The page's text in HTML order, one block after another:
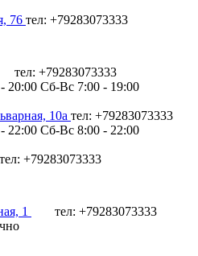
76 тел: +79283073333
тел: +79283073333
Сб-Вс 7:00 - 19:00
10а тел: +79283073333
Сб-Вс 8:00 - 22:00
тел: +79283073333
1
тел: +79283073333